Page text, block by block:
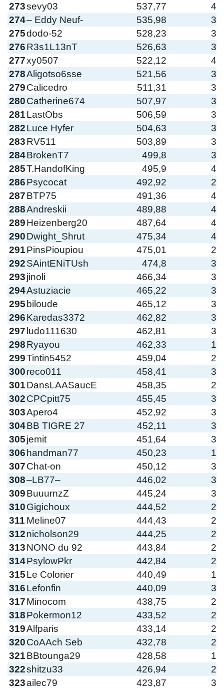
273sevy03 537,77
4
274– Eddy Neuf- 535,98
3
275dodo-52 528,23
3
276R3s1L13nT 526,63
3
277xy0507 522,12
4
278Aligotso6sse 521,56
3
279Calicedro 511,31
3
280Catherine674 507,97
3
281LastObs 506,59
3
282Luce Hyfer 504,63
3
283RV511 503,89
3
284BrokenT7 499,8
3
285T.HandofKing 495,9
4
286Psycocat 492,92
2
287BTP75 491,36
4
288Andreskii 489,88
4
289Heizenberg20 487,64
4
290Dwight_Shrut 475,34
4
291PinsPioupiou 475,01
2
292SAintENiTUsh 474,8
3
293jinoli 466,34
3
294Astuziacie 465,22
3
295biloude 465,12
3
296Karedas3372 462,82
3
297ludo111630 462,81
3
298Ryayou 462,33
1
299Tintin5452 459,04
2
300reco011 458,41
3
301DansLAASaucE 458,35
2
302CPCpitt75 455,45
3
303Apero4 452,92
3
304BB TIGRE 27 452,11
3
305jemit 451,64
3
306handman77 450,23
1
307Chat-on 450,12
3
308–LB77– 446,02
3
309BuuurnzZ 445,24
3
310Gigichoux 444,52
2
311 Meline07 444,43
2
312nicholson29 444,25
2
313NONO du 92 443,84
2
314PsylowPkr 442,84
2
315Le Colorier 440,49
1
316Lefonfin 440,09
3
317Minocom 438,75
2
318Pokermon12 433,52
2
319Alfparis 433,14
2
320CoAAch Seb 432,78
2
321BBtounga29 428,58
1
322shitzu33 426,94
2
323ailec79 423,87
3